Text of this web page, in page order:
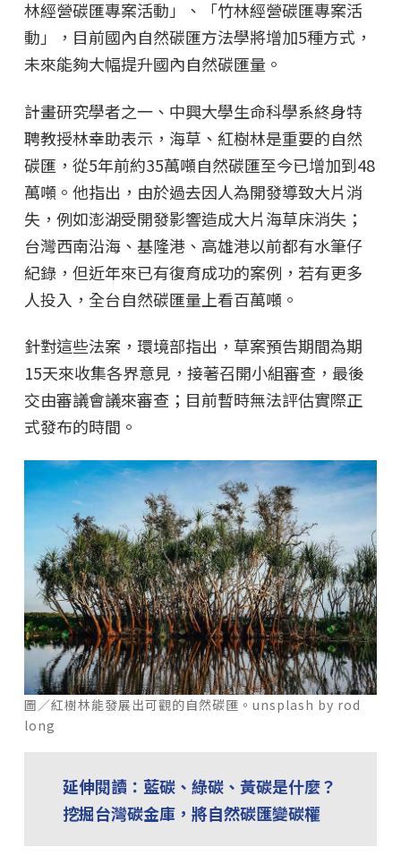
林經營碳匯專案活動」、「竹林經營碳匯專案活
動」，目前國內自然碳匯方法學將增加5種方式，
未來能夠大幅提升國內自然碳匯量。
計畫研究學者之一、中興大學生命科學系終身特
聘教授林幸助表示，海草、紅樹林是重要的自然
碳匯，從5年前約35萬噸自然碳匯至今已增加到48
萬噸。他指出，由於過去因人為開發導致大片消
失，例如澎湖受開發影響造成大片海草床消失；
台灣西南沿海、基隆港、高雄港以前都有水筆仔
紀錄，但近年來已有復育成功的案例，若有更多
人投入，全台自然碳匯量上看百萬噸。
針對這些法案，環境部指出，草案預告期間為期
15天來收集各界意見，接著召開小組審查，最後
交由審議會議來審查；目前暫時無法評估實際正
式發布的時間。
圖／紅樹林能發展出可觀的自然碳匯。unsplash by rod
long
延伸閱讀：藍碳、綠碳、黃碳是什麼？
挖掘台灣碳金庫，將自然碳匯變碳權